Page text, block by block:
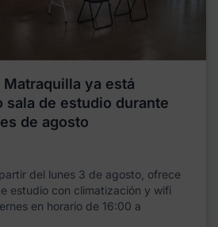
ya está
sala de estudio durante
de agosto
del lunes 3 de agosto, ofrece
estudio con climatización y wifi
en horario de 16:00 a